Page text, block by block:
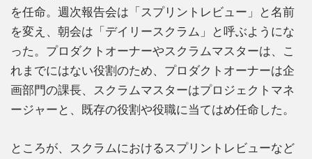
を任命。週次報告会は「スプリントレビュー」と名前
を変え、朝会は「デイリースクラム」と呼ぶようにな
った。プロダクトオーナーやスクラムマスターは、こ
れまでにはない役割のため、プロダクトオーナーは企
画部門の課長、スクラムマスターはプロジェクトマネ
ージャーと、既存の役割や役職に当てはめ任命した。
ところが、スクラムにおけるスプリントレビューなど